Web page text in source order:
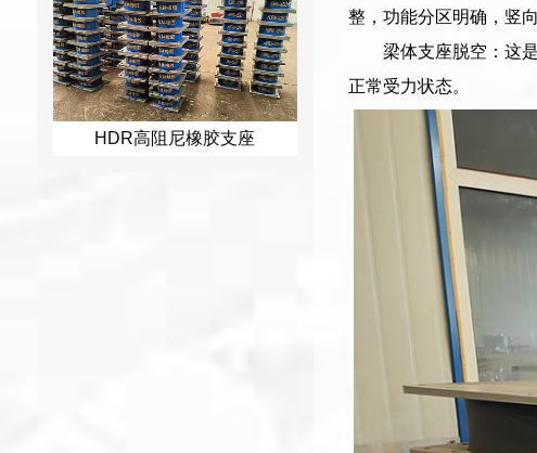
HDR高阻尼橡胶支座
整，功能分区明确，竖
梁体支座脱空：这
正常受力状态。